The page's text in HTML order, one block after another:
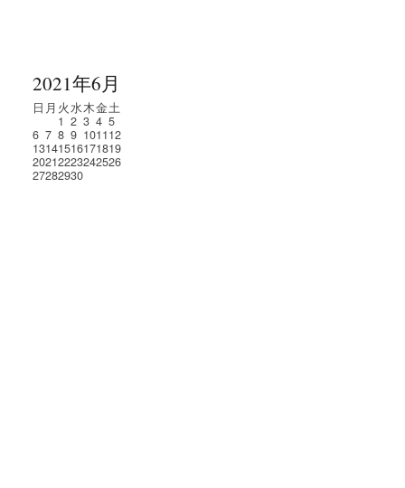
2021年6月
日 月 火水木金土
1 2 3 4 5
6 7 8 9 101112
13141516171819
20212223242526
27282930